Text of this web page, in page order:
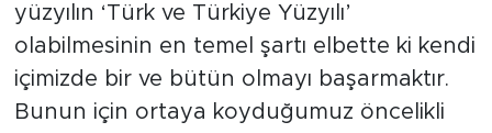
yüzyılın ‘Türk ve Türkiye Yüzyılı’
olabilmesinin en temel şartı elbette ki kendi
içimizde bir ve bütün olmayı başarmaktır.
Bunun için ortaya koyduğumuz öncelikli